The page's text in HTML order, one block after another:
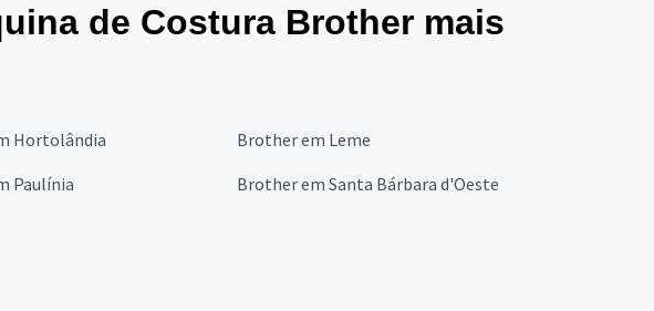
de Costura Brother mais
Hortolândia
Brother em Leme
Paulínia
Brother em Santa Bárbara d'Oeste